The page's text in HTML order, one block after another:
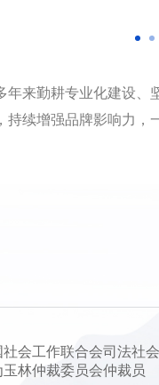
来勤耕专业化建设
续增强品牌影响力，
社会工作联合会司法社
林仲裁委员会仲裁员